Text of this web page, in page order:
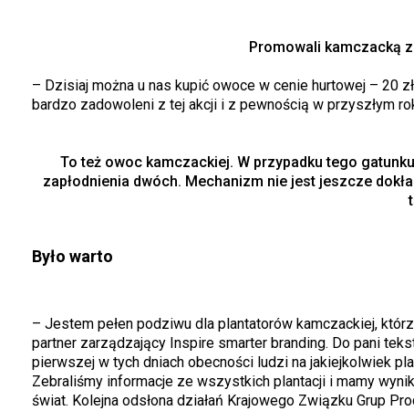
Promowali kamczacką
– Dzisiaj można u nas kupić owoce w cenie hurtowej – 20
bardzo zadowoleni z tej akcji i z pewnością w przyszłym
To też owoc kamczackiej. W przypadku tego
zapłodnienia dwóch. Mechanizm nie jest jeszcze
Było warto
– Jestem pełen podziwu dla plantatorów kamczackiej,
partner zarządzający Inspire smarter branding. Do pani
pierwszej w tych dniach obecności ludzi na jakiejkolwiek
Zebraliśmy informacje ze wszystkich plantacji i mamy
świat. Kolejna odsłona działań Krajowego Związku Grup